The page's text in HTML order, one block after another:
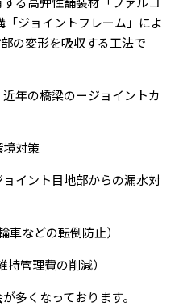
ジョイントフレーム」によ
の変形を吸収する工法で
年の橋梁のージョイントカ
対策
イント目地部からの漏水対
車などの転倒防止）
管理費の削減）
多くなっております。